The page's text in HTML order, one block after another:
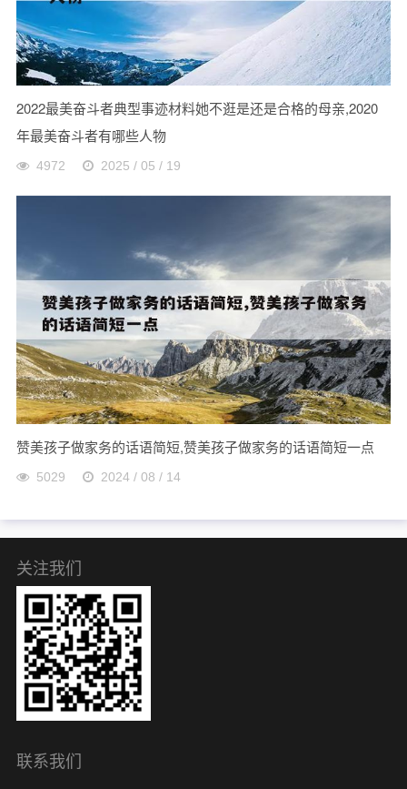
2022最美奋斗者典型事迹材料她不逛是还是合格的母亲,2020
年最美奋斗者有哪些人物
4972 2025 / 05 / 19
赞美孩子做家务的话语简短,赞美孩子做家务的话语简短一点
5029 2024 / 08 / 14
关注我们
联系我们